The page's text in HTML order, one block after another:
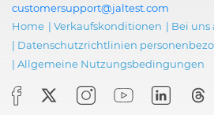
customersupport@jaltest.com
Home | Verkaufskonditionen | Bei uns
| Datenschutzrichtlinien
| Allgemeine Nutzungsbedingungen